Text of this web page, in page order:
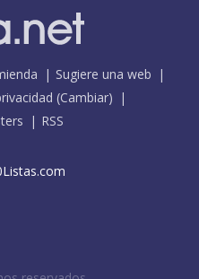
Sugiere una web
(Cambiar)
RSS